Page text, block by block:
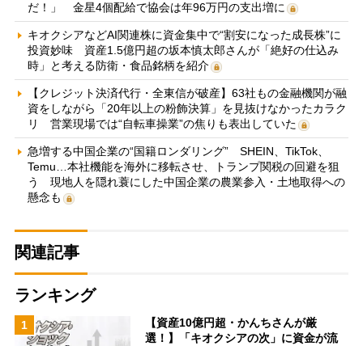
だ！」 金星4個配給で協会は年96万円の支出増に
キオクシアなどAI関連株に資金集中で“割安になった成長株”に
投資妙味 資産1.5億円超の坂本慎太郎さんが「絶好の仕込み
時」と考える防衛・食品銘柄を紹介
【クレジット決済代行・全東信が破産】63社もの金融機関が融
資をしながら「20年以上の粉飾決算」を見抜けなかったカラク
リ 営業現場では“自転車操業”の焦りも表出していた
急増する中国企業の“国籍ロンダリング” SHEIN、TikTok、
Temu…本社機能を海外に移転させ、トランプ関税の回避を狙
う 現地人を隠れ蓑にした中国企業の農業参入・土地取得への
懸念も
関連記事
ランキング
1
【資産10億円超・かんちさんが厳
選！】「キオクシアの次」に資金が流